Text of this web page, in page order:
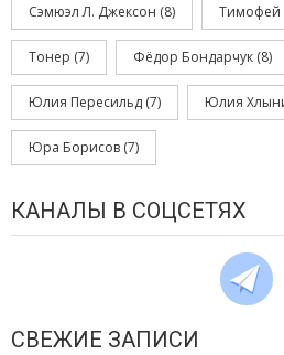
Сэмюэл Л. Джексон (8) Тимофей
Тонер (7) Фёдор Бондарчук (8)
Юлия Пересильд (7) Юлия
Юра Борисов (7)
КАНАЛЫ В СОЦСЕТЯХ
СВЕЖИЕ ЗАПИСИ